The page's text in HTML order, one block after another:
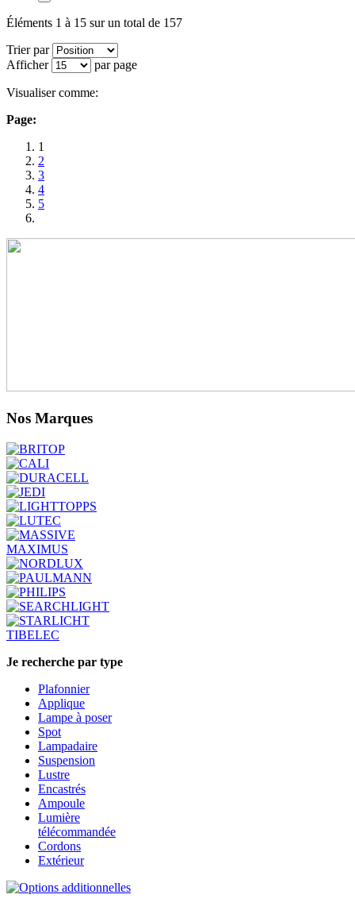
Éléments 1 à 15 sur un total de 157
Trier par
Afficher
par page
Visualiser comme:
Page:
1
2
3
4
5
Nos Marques
MAXIMUS
TIBELEC
Je recherche par type
Plafonnier
Applique
Lampe à poser
Spot
Lampadaire
Suspension
Lustre
Encastrés
Ampoule
Lumière
télécommandée
Cordons
Extérieur